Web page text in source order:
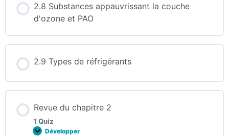
2.8 Substances appauvrissant la couche
d'ozone et PAO
2.9 Types de réfrigérants
Revue du chapitre 2
1 Quiz
Développer